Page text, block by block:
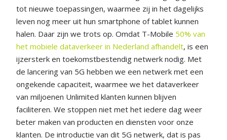
tot nieuwe toepassingen, waarmee zij in het dagelijks
leven nog meer uit hun smartphone of tablet kunnen
halen. Daar zijn we trots op. Omdat T-Mobile 50% van
het mobiele dataverkeer in Nederland afhandelt, is een
ijzersterk en toekomstbestendig netwerk nodig. Met
de lancering van 5G hebben we een netwerk met een
ongekende capaciteit, waarmee we het dataverkeer
van miljoenen Unlimited klanten kunnen blijven
faciliteren. We stoppen niet met het iedere dag weer
beter maken van producten en diensten voor onze
klanten. De introductie van dit 5G netwerk, dat is pas